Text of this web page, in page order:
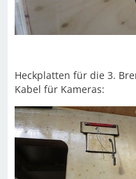
Heckplatten für die 3.
Kabel für Kameras: